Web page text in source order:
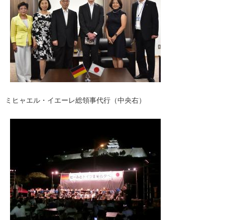
ミヒャエル・イエーレ総領事代行（中央右）